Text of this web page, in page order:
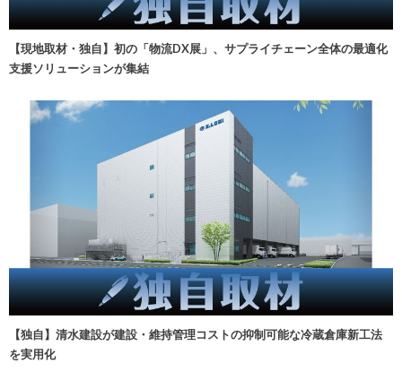
【現地取材・独自】初の「物流DX展」、サプライチェーン全体の最適化
支援ソリューションが集結
【独自】清水建設が建設・維持管理コストの抑制可能な冷蔵倉庫新工法
を実用化